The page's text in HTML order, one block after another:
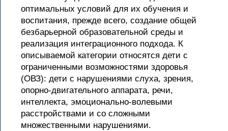
оптимальных условий для их обучения и
воспитания, прежде всего, создание общей
безбарьерной образовательной среды и
реализация интеграционного подхода. К
описываемой категории относятся дети с
ограниченными возможностями здоровья
(ОВЗ): дети с нарушениями слуха, зрения,
опорно-двигательного аппарата, речи,
интеллекта, эмоционально-волевыми
расстройствами и со сложными
множественными нарушениями.